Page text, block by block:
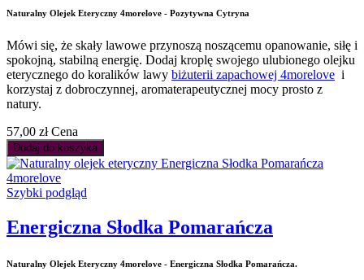
Naturalny Olejek Eteryczny 4morelove - Pozytywna Cytryna
Mówi się, że skały lawowe przynoszą noszącemu opanowanie, siłę i
spokojną, stabilną energię. Dodaj kroplę swojego ulubionego olejku
eterycznego do koralików lawy biżuterii zapachowej 4morelove i
korzystaj z dobroczynnej, aromaterapeutycznej mocy prosto z
natury.
57,00 zł Cena
Dodaj do koszyka
Szybki podgląd
Energiczna Słodka Pomarańcza
Naturalny Olejek Eteryczny 4morelove - Energiczna Słodka Pomarańcza.